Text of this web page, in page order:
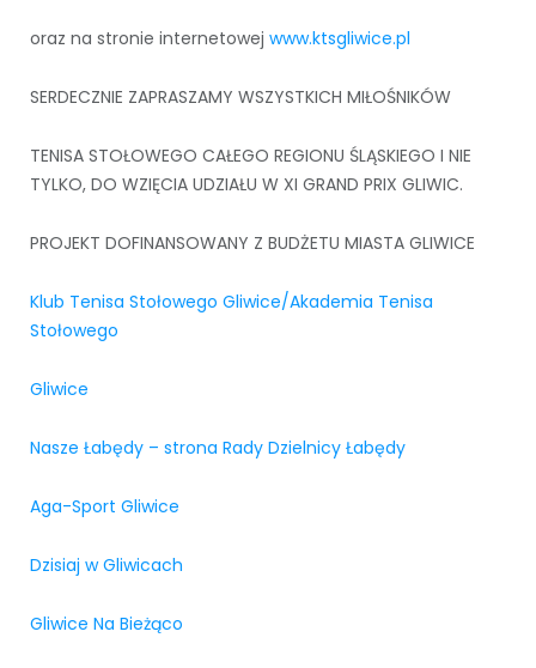
oraz na stronie internetowej www.ktsgliwice.pl
SERDECZNIE ZAPRASZAMY WSZYSTKICH MIŁOŚNIKÓW
TENISA STOŁOWEGO CAŁEGO REGIONU ŚLĄSKIEGO I NIE
TYLKO, DO WZIĘCIA UDZIAŁU W XI GRAND PRIX GLIWIC.
PROJEKT DOFINANSOWANY Z BUDŻETU MIASTA GLIWICE
Klub Tenisa Stołowego Gliwice/Akademia Tenisa
Stołowego
Gliwice
Nasze Łabędy – strona Rady Dzielnicy Łabędy
Aga-Sport Gliwice
Dzisiaj w Gliwicach
Gliwice Na Bieżąco